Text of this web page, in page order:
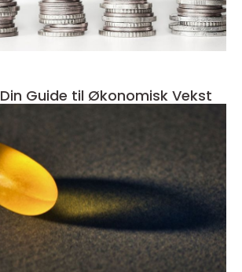
Guide til Økonomisk Vekst